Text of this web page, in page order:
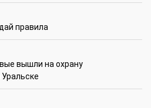
правила
вышли на охрану